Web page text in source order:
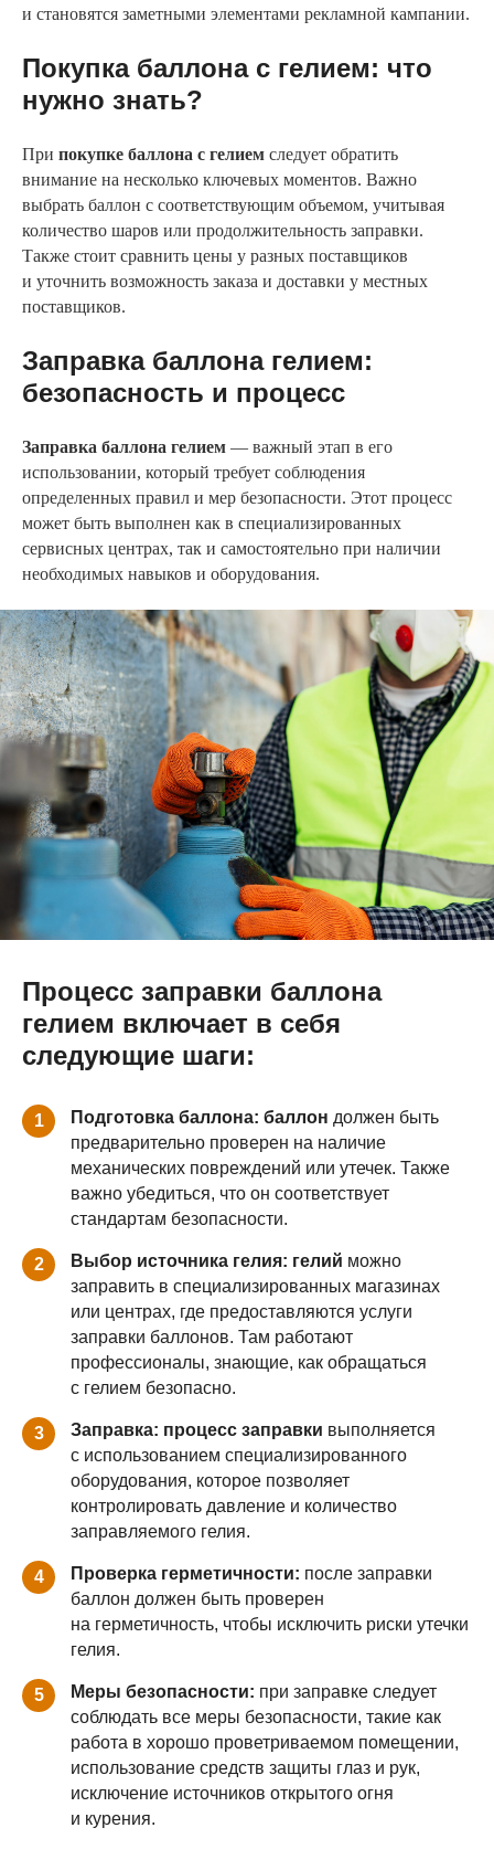
и становятся заметными элементами рекламной кампании.
Покупка баллона с гелием: что
нужно знать?
При покупке баллона с гелием следует обратить
внимание на несколько ключевых моментов. Важно
выбрать баллон с соответствующим объемом, учитывая
количество шаров или продолжительность заправки.
Также стоит сравнить цены у разных поставщиков
и уточнить возможность заказа и доставки у местных
поставщиков.
Заправка баллона гелием:
безопасность и процесс
Заправка баллона гелием — важный этап в его
использовании, который требует соблюдения
определенных правил и мер безопасности. Этот процесс
может быть выполнен как в специализированных
сервисных центрах, так и самостоятельно при наличии
необходимых навыков и оборудования.
Процесс заправки баллона
гелием включает в себя
следующие шаги:
1 Подготовка баллона: баллон должен быть
предварительно проверен на наличие
механических повреждений или утечек. Также
важно убедиться, что он соответствует
стандартам безопасности.
2 Выбор источника гелия: гелий можно
заправить в специализированных магазинах
или центрах, где предоставляются услуги
заправки баллонов. Там работают
профессионалы, знающие, как обращаться
с гелием безопасно.
3 Заправка: процесс заправки выполняется
с использованием специализированного
оборудования, которое позволяет
контролировать давление и количество
заправляемого гелия.
4 Проверка герметичности: после заправки
баллон должен быть проверен
на герметичность, чтобы исключить риски утечки
гелия.
5 Меры безопасности: при заправке следует
соблюдать все меры безопасности, такие как
работа в хорошо проветриваемом помещении,
использование средств защиты глаз и рук,
исключение источников открытого огня
и курения.